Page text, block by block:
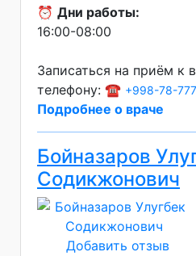
⏰ Дни работы:
16:00-08:00
Записаться на приём к
телефону: ☎️ +998-78-
Подробнее о враче
Бойназаров
Содикжонович
Добавить отзыв